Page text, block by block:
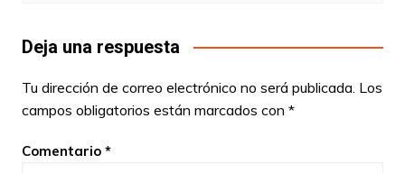
Deja una respuesta
Tu dirección de correo electrónico no será publicada. Los
campos obligatorios están marcados con *
Comentario *